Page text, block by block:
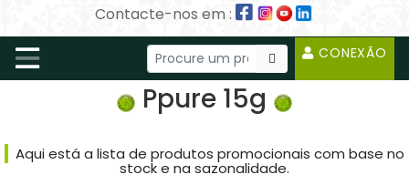
Contacte-nos em :
CONEXÃO
Ppure 15g
Aqui está a lista de produtos promocionais com base no
stock e na sazonalidade.